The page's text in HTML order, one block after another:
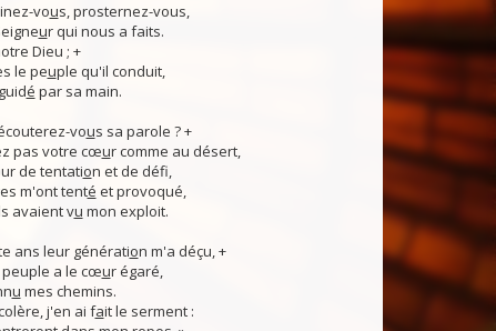
vous, prosternez-vous,
ur qui nous a faits.
Dieu ; +
le peuple qu'il conduit,
é par sa main.
vous sa parole ? +
pas votre cœur comme au désert,
de tentation et de défi,
m'ont tenté et provoqué,
avaient vu mon exploit.
ans leur génération m'a déçu, +
peuple a le cœur égaré,
u mes chemins.
j'en ai fait le serment :